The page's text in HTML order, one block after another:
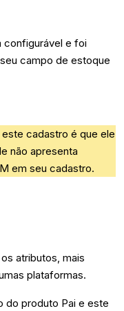
configurável e foi
campo de estoque
cadastro é que ele
não apresenta
em seu cadastro.
atributos, mais
plataformas.
do produto Pai e este